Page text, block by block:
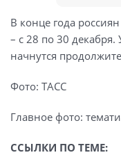
В конце года
– с 28 по 30 декабря.
начнутся
Фото: ТАСС
Главное фото:
ССЫЛКИ ПО ТЕМЕ: